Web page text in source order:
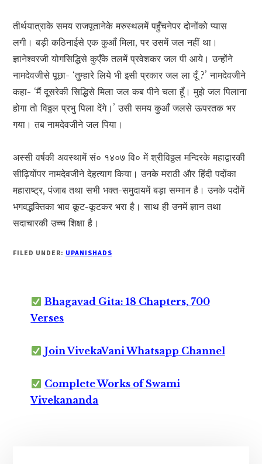
तीर्थयात्राके समय राजपूतानेके मरुस्थलमें पहुँचनेपर दोनोंको प्यास
लगी। बड़ी कठिनाईसे एक कुआँ मिला, पर उसमें जल नहीं था।
ज्ञानेश्वरजी योगसिद्धिसे कुएँके तलमें प्रवेशकर जल पी आये। उन्होंने
नामदेवजीसे पूछा- ‘तुम्हारे लिये भी इसी प्रकार जल ला दूँ ?’ नामदेवजीने
कहा- ‘मैं दूसरेकी सिद्धिसे मिला जल कब पीने चला हूँ। मुझे जल पिलाना
होगा तो विठ्ठल प्रभु पिला देंगे।’ उसी समय कुआँ जलसे ऊपरतक भर
गया। तब नामदेवजीने जल पिया।
अस्सी वर्षकी अवस्थामें सं० १४०७ वि० में श्रीविठ्ठल मन्दिरके महाद्वारकी
सीढ़ियोंपर नामदेवजीने देहत्याग किया। उनके मराठी और हिंदी पदोंका
महाराष्ट्र, पंजाब तथा सभी भक्त-समुदायमें बड़ा सम्मान है। उनके पदोंमें
भगवद्भक्तिका भाव कूट-कूटकर भरा है। साथ ही उनमें ज्ञान तथा
सदाचारकी उच्च शिक्षा है।
FILED UNDER: UPANISHADS
Bhagavad Gita: 18 Chapters, 700
Verses
Join VivekaVani Whatsapp Channel
Complete Works of Swami
Vivekananda